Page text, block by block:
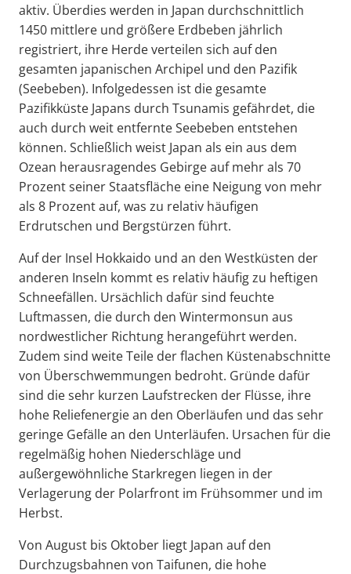
aktiv. Überdies werden in Japan durchschnittlich
1450 mittlere und größere Erdbeben jährlich
registriert, ihre Herde verteilen sich auf den
gesamten japanischen Archipel und den Pazifik
(Seebeben). Infolgedessen ist die gesamte
Pazifikküste Japans durch Tsunamis gefährdet, die
auch durch weit entfernte Seebeben entstehen
können. Schließlich weist Japan als ein aus dem
Ozean herausragendes Gebirge auf mehr als 70
Prozent seiner Staatsfläche eine Neigung von mehr
als 8 Prozent auf, was zu relativ häufigen
Erdrutschen und Bergstürzen führt.
Auf der Insel Hokkaido und an den Westküsten der
anderen Inseln kommt es relativ häufig zu heftigen
Schneefällen. Ursächlich dafür sind feuchte
Luftmassen, die durch den Wintermonsun aus
nordwestlicher Richtung herangeführt werden.
Zudem sind weite Teile der flachen Küstenabschnitte
von Überschwemmungen bedroht. Gründe dafür
sind die sehr kurzen Laufstrecken der Flüsse, ihre
hohe Reliefenergie an den Oberläufen und das sehr
geringe Gefälle an den Unterläufen. Ursachen für die
regelmäßig hohen Niederschläge und
außergewöhnliche Starkregen liegen in der
Verlagerung der Polarfront im Frühsommer und im
Herbst.
Von August bis Oktober liegt Japan auf den
Durchzugsbahnen von Taifunen, die hohe